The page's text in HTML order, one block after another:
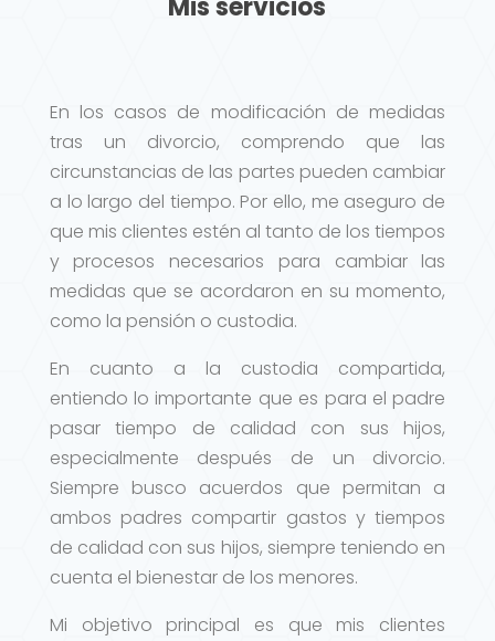
Mis servicios
En los casos de modificación de medidas
tras un divorcio, comprendo que las
circunstancias de las partes pueden cambiar
a lo largo del tiempo. Por ello, me aseguro de
que mis clientes estén al tanto de los tiempos
y procesos necesarios para cambiar las
medidas que se acordaron en su momento,
como la pensión o custodia.
En cuanto a la custodia compartida,
entiendo lo importante que es para el padre
pasar tiempo de calidad con sus hijos,
especialmente después de un divorcio.
Siempre busco acuerdos que permitan a
ambos padres compartir gastos y tiempos
de calidad con sus hijos, siempre teniendo en
cuenta el bienestar de los menores.
Mi objetivo principal es que mis clientes